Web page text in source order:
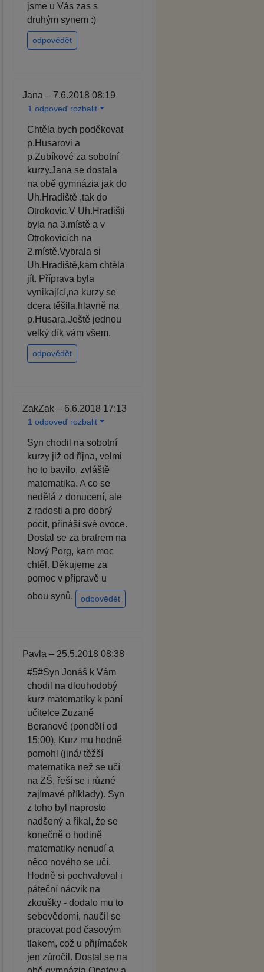
jsme u Vás zas s
druhým synem :)
odpovědět
Jana – 7.6.2018 08:19
1 odpoveď rozbalit
Chtěla bych poděkovat
p.Husarovi a
p.Zubíkové za sobotní
kurzy.Jana se dostala
na obě gymnázia jak do
Uh.Hradiště ,tak do
Otrokovic.V Uh.Hradišti
byla na 3.místě a v
Otrokovicích na
2.místě.Vybrala si
Uh.Hradiště,kam chtěla
jít. Příprava byla
vynikající,na kurzy se
dcera těšila,hlavně na
p.Husara.Ještě jednou
velký dík vám všem.
odpovědět
ZakZak – 6.6.2018 17:13
1 odpoveď rozbalit
Syn chodil na sobotní
kurzy již od října, velmi
ho to bavilo, zvláště
matematika. A co se
nedělá z donucení, ale
z radosti a pro dobrý
pocit, přináší své ovoce.
Dostal se za bratrem na
Nový Porg, kam moc
chtěl. Děkujeme za
pomoc v přípravě u
obou synů.
odpovědět
Pavla – 25.5.2018 08:38
#5#Syn Jonáš k Vám
chodil na dlouhodobý
kurz matematiky k paní
učitelce Zuzaně
Beranové (pondělí od
15:00). Kurz mu hodně
pomohl (jiná/ těžší
matematika než se učí
na ZŠ, řeší se i různé
zajímavé příklady). Syn
z toho byl naprosto
nadšený a říkal, že se
konečně o hodině
matematiky nenudí a
něco nového se učí.
Hodně si pochvaloval i
páteční nácvik na
zkoušky - dodalo mu to
sebevědomí, naučil se
pracovat pod časovým
tlakem, což u přijímaček
jen zúročil. Dostal se na